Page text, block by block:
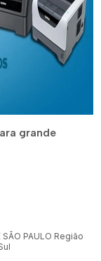
grande
SÃO PAULO Região